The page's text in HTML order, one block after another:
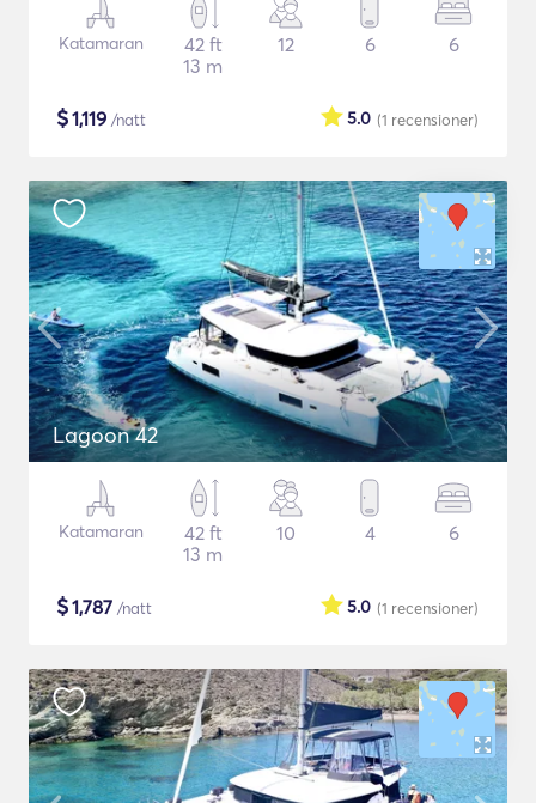
Katamaran
42 ft
13 m
12 6 6
$1,119 /natt (1 recensioner)
5.0
Lagoon 42
Katamaran
42 ft
13 m
10 4 6
$1,787 /natt (1 recensioner)
5.0